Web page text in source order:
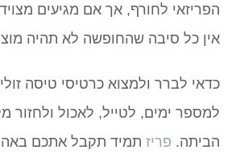
הפריזאי לחורף, אך אם מגיעים
אין כל סיבה שהחופשה לא תהיה
כדאי לברר ולמצוא כרטיסי טיסה
למספר ימים, לטייל, לאכול ולחזור
הביתה. פריז תמיד תקבל אתכם